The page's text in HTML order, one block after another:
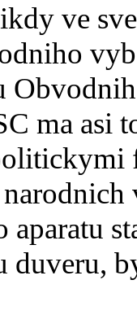
ve
ma asi
aparatu
duveru,